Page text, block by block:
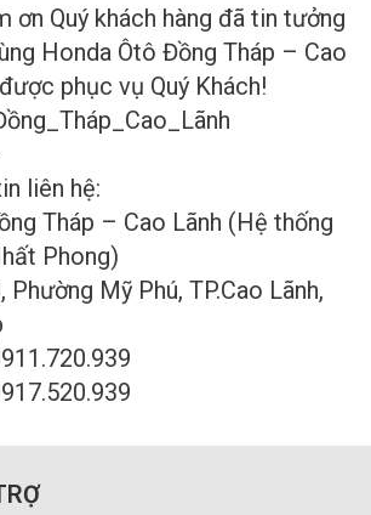
ơn Quý khách hàng đã tin tưởng
Honda Ôtô Đồng Tháp – Cao
phục vụ Quý Khách!
liên hệ:
Tháp – Cao Lãnh (Hệ thống
Phong)
Phường Mỹ Phú, TP.Cao Lãnh,